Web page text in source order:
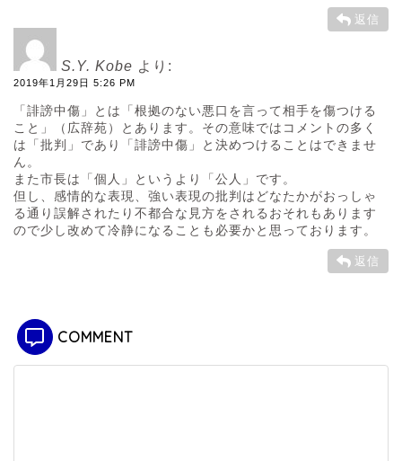
返信
S.Y. Kobe より:
2019年1月29日 5:26 PM
「誹謗中傷」とは「根拠のない悪口を言って相手を傷つける
こと」（広辞苑）とあります。その意味ではコメントの多く
は「批判」であり「誹謗中傷」と決めつけることはできませ
ん。
また市長は「個人」というより「公人」です。
但し、感情的な表現、強い表現の批判はどなたかがおっしゃ
る通り誤解されたり不都合な見方をされるおそれもあります
ので少し改めて冷静になることも必要かと思っております。
返信
COMMENT